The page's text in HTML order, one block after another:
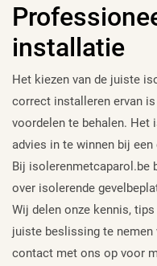
installatie
Het kiezen van de juiste
correct installeren ervan
voordelen te behalen. Het
advies in te winnen bij
Bij isolerenmetcaparol.be
over isolerende
Wij delen onze kennis,
juiste beslissing te
contact met ons op voor